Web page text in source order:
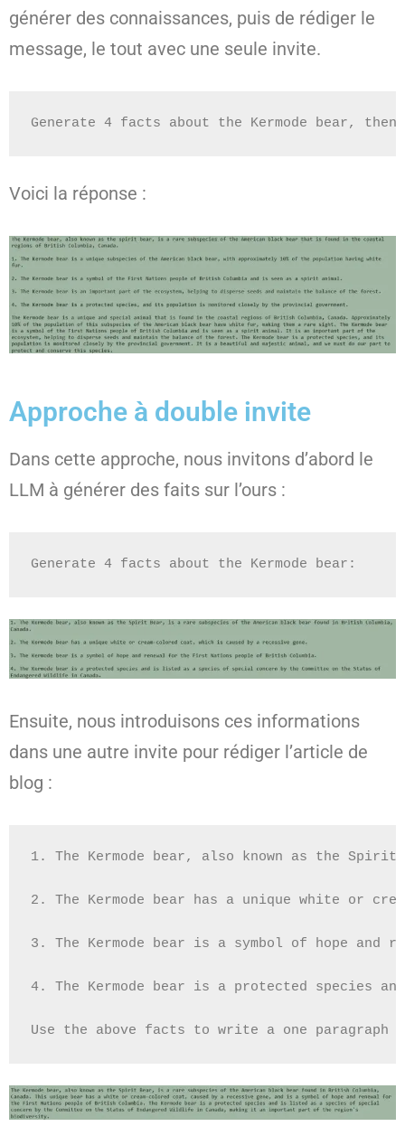
générer des connaissances, puis de rédiger le
message, le tout avec une seule invite.
Generate 4 facts about the Kermode bear,
Voici la réponse :
Approche à double invite
Dans cette approche, nous invitons d’abord le
LLM à générer des faits sur l’ours :
Generate 4 facts about the Kermode bear:
Ensuite, nous introduisons ces informations
dans une autre invite pour rédiger l’article de
blog :
1. The Kermode bear, also known as the
2. The Kermode bear has a unique white or
3. The Kermode bear is a symbol of hope
4. The Kermode bear is a protected species
Use the above facts to write a one paragraph